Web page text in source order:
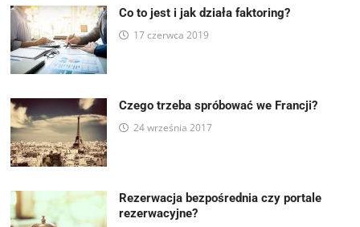
Co to jest i jak działa faktoring?
17 czerwca 2019
Czego trzeba spróbować we Francji?
24 września 2017
Rezerwacja bezpośrednia czy portale
rezerwacyjne?